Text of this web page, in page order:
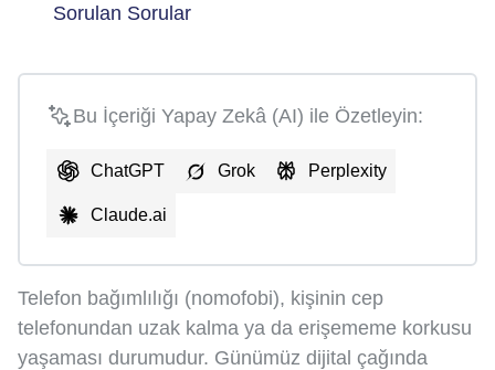
Sorulan Sorular
Bu İçeriği Yapay Zekâ (AI) ile Özetleyin:
ChatGPT Grok Perplexity
Claude.ai
Telefon bağımlılığı (nomofobi), kişinin cep
telefonundan uzak kalma ya da erişememe korkusu
yaşaması durumudur. Günümüz dijital çağında